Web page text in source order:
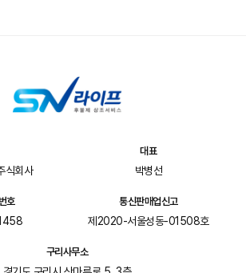
식회사
대표
박병선
호 통신판매업신고
제2020-서울성동-01508호
구리사무소